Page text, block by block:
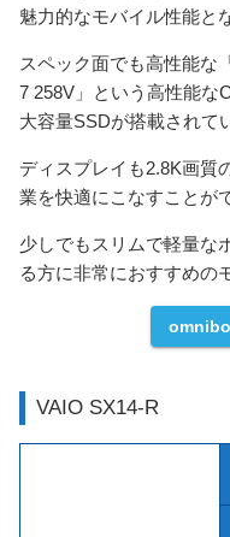
魅力的なモバイル性能と
スペック面でも高性能な
7 258V」という高性能な
大容量SSDが搭載されて
ディスプレイも2.8K画質
業を快適にこなすことが
少しでもスリムで軽量な
る方に非常におすすめの
VAIO SX14-R